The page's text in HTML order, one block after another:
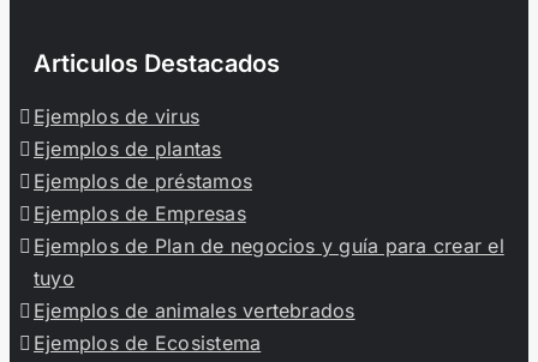
Articulos Destacados
Ejemplos de virus
Ejemplos de plantas
Ejemplos de préstamos
Ejemplos de Empresas
Ejemplos de Plan de negocios y guía para crear el
tuyo
Ejemplos de animales vertebrados
Ejemplos de Ecosistema